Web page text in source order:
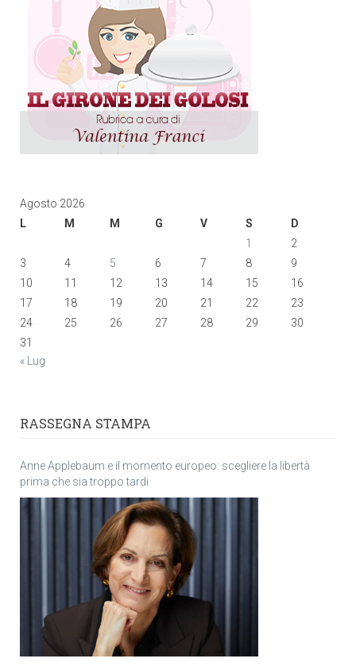
Agosto 2026
L
M M G V S
D
1
2
3
4 5 6 7 8
9
10
11 12 13 14 15
16
17
18 19 20 21 22
23
24
25 26 27 28 29
30
31
« Lug
RASSEGNA STAMPA
Anne Applebaum e il momento europeo: scegliere la libertà
prima che sia troppo tardi